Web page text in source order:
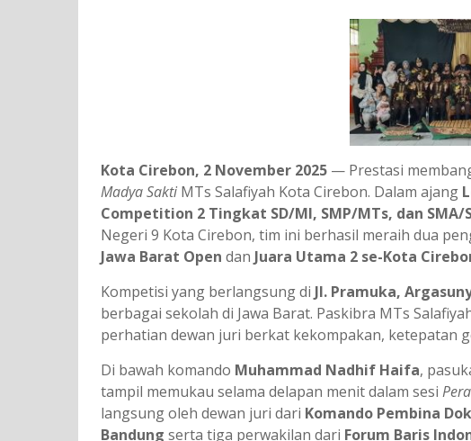
Kota Cirebon, 2 November 2025 — Prestasi
Madya Sakti MTs Salafiyah Kota Cirebon. Dalam ajang
Competition 2 Tingkat SD/MI, SMP/MTs, dan SMA/
Negeri 9 Kota Cirebon, tim ini berhasil meraih dua
Jawa Barat Open dan Juara Utama 2 se-Kota
Kompetisi yang berlangsung di Jl. Pramuka,
berbagai sekolah di Jawa Barat. Paskibra MTs
perhatian dewan juri berkat kekompakan, ketepatan
Di bawah komando Muhammad Nadhif Haifa,
tampil memukau selama delapan menit dalam sesi
langsung oleh dewan juri dari Komando Pembina
Bandung serta tiga perwakilan dari Forum Baris